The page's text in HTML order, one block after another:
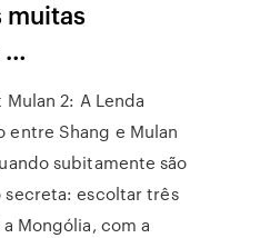
muitas
…
Mulan 2: A Lenda
entre Shang e Mulan
subitamente são
secreta: escoltar três
Mongólia, com a